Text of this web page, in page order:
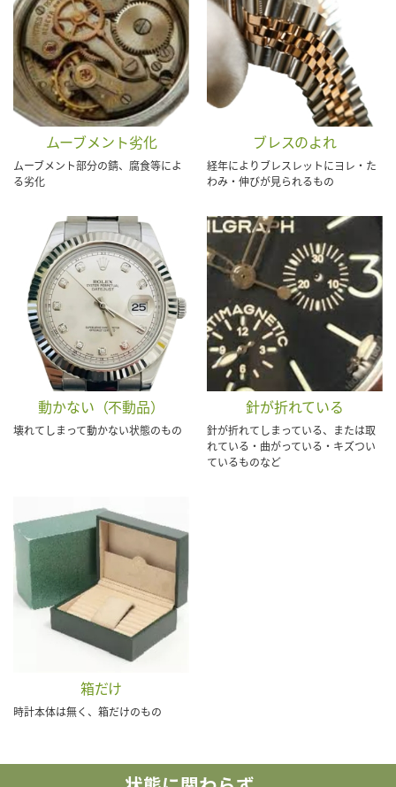
ムーブメント劣化
ムーブメント部分の錆、腐食等によ
る劣化
ブレスのよれ
経年によりブレスレットにヨレ・た
わみ・伸びが見られるもの
動かない（不動品）
壊れてしまって動かない状態のもの
針が折れている
針が折れてしまっている、または取
れている・曲がっている・キズつい
ているものなど
箱だけ
時計本体は無く、箱だけのもの